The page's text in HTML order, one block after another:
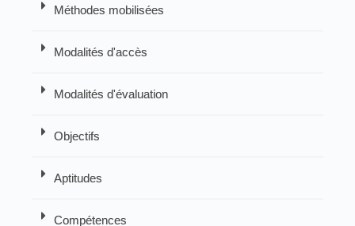
Méthodes mobilisées
Modalités d'accès
Modalités d'évaluation
Objectifs
Aptitudes
Compétences